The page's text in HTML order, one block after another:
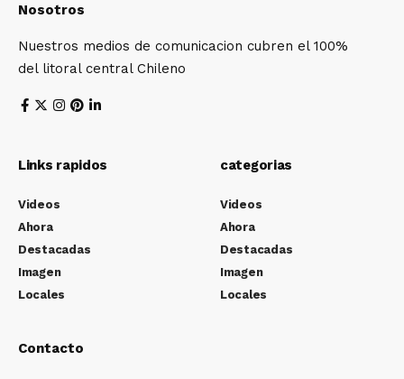
Nosotros
Nuestros medios de comunicacion cubren el 100%
del litoral central Chileno
Links rapidos
Videos
Ahora
Destacadas
Imagen
Locales
categorias
Videos
Ahora
Destacadas
Imagen
Locales
Contacto